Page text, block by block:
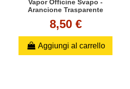
Vapor Officine Svapo -
Arancione Trasparente
8,50 €
Aggiungi al carrello